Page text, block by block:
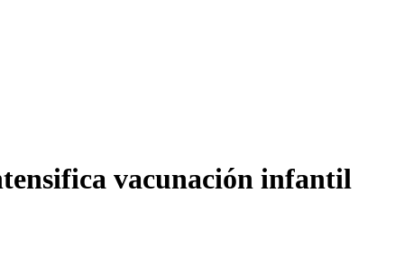
vacunación infantil